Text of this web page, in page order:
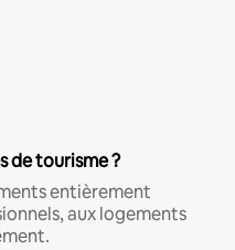
de tourisme ?
entièrement
aux logements